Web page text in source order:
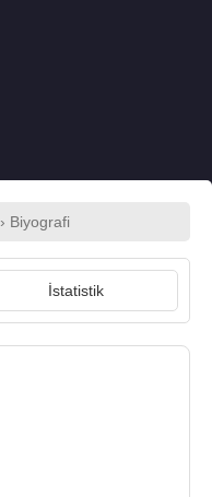
› Biyografi
İstatistik